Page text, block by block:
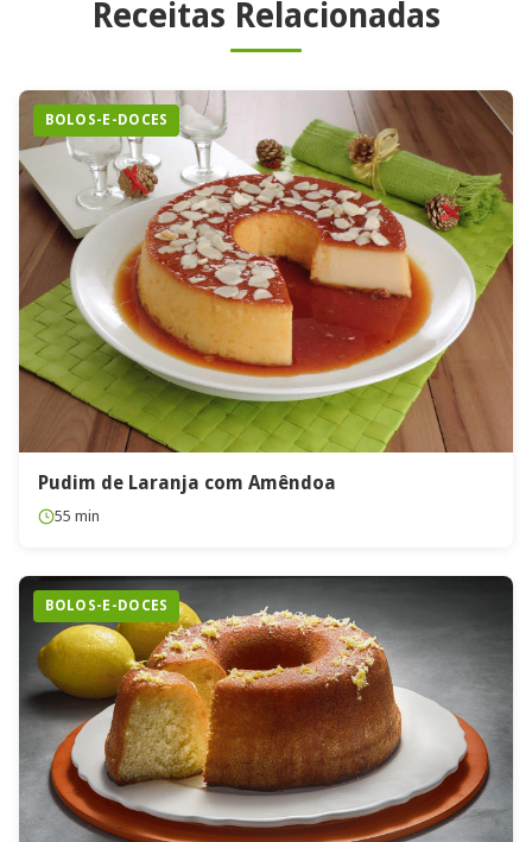
Receitas Relacionadas
BOLOS-E-DOCES
Pudim de Laranja com Amêndoa
55 min
BOLOS-E-DOCES